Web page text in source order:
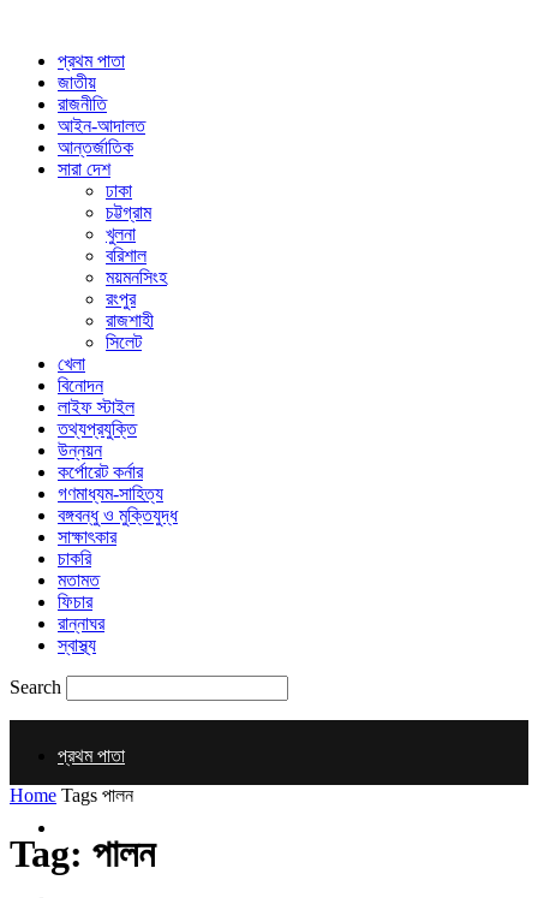
প্রথম পাতা
জাতীয়
রাজনীতি
আইন-আদালত
আন্তর্জাতিক
সারা দেশ
ঢাকা
চট্টগ্রাম
খুলনা
বরিশাল
ময়মনসিংহ
রংপুর
রাজশাহী
সিলেট
খেলা
বিনোদন
লাইফ স্টাইল
তথ্যপ্রযুক্তি
উন্নয়ন
কর্পোরেট কর্নার
গণমাধ্যম-সাহিত্য
বঙ্গবন্ধু ও মুক্তিযুদ্ধ
সাক্ষাৎকার
চাকরি
মতামত
ফিচার
রান্নাঘর
স্বাস্থ্য
Search
প্রথম পাতা
Home Tags পালন
Tag: পালন